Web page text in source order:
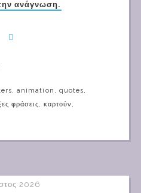
ανάγνωση.
,animation , quotes,
φράσεις, καρτούν ,
2026